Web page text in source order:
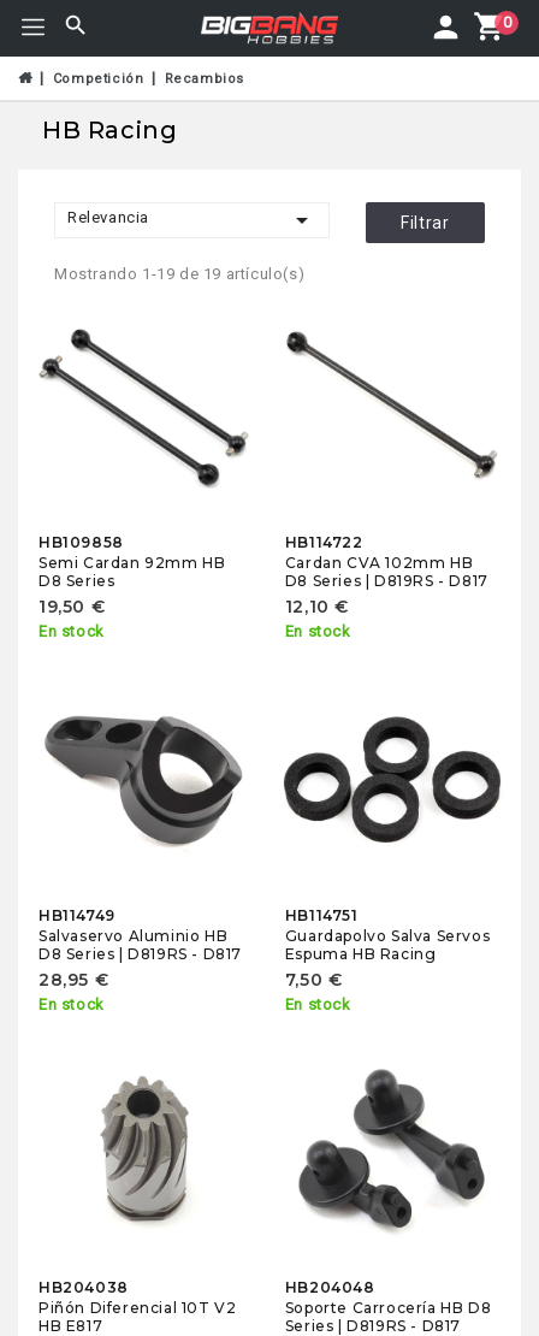
0
Competición Recambios
HB Racing
Relevancia  Filtrar
Mostrando 1-19 de 19 artículo(s)
HB109858
Semi Cardan 92mm HB
D8 Series
19,50 €
En stock
HB114722
Cardan CVA 102mm HB
D8 Series | D819RS - D817
12,10 €
En stock
HB114749
Salvaservo Aluminio HB
D8 Series | D819RS - D817
28,95 €
En stock
HB114751
Guardapolvo Salva Servos
Espuma HB Racing
7,50 €
En stock
HB204038
Piñón Diferencial 10T V2
HB E817
HB204048
Soporte Carrocería HB D8
Series | D819RS - D817